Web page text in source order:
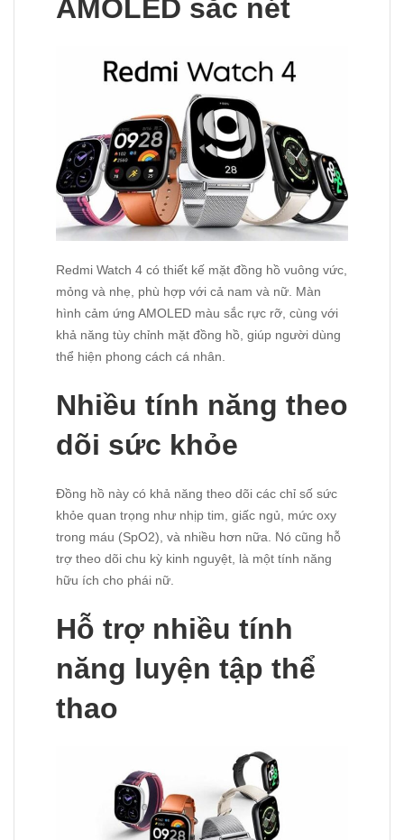
AMOLED sắc nét
Redmi Watch 4 có thiết kế mặt đồng hồ vuông vức,
mỏng và nhẹ, phù hợp với cả nam và nữ. Màn
hình cảm ứng AMOLED màu sắc rực rỡ, cùng với
khả năng tùy chỉnh mặt đồng hồ, giúp người dùng
thể hiện phong cách cá nhân.
Nhiều tính năng theo
dõi sức khỏe
Đồng hồ này có khả năng theo dõi các chỉ số sức
khỏe quan trọng như nhịp tim, giấc ngủ, mức oxy
trong máu (SpO2), và nhiều hơn nữa. Nó cũng hỗ
trợ theo dõi chu kỳ kinh nguyệt, là một tính năng
hữu ích cho phái nữ.
Hỗ trợ nhiều tính
năng luyện tập thể
thao